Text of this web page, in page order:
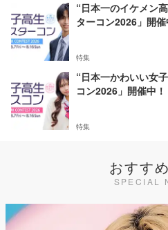
“日本一のイケメン
ターコン2026」開催
特集
“日本一かわいい女
コン2026」開催中！
特集
おすす
SPECIAL